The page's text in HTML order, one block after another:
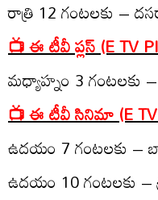
రాత్రి 12 గంట‌ల‌కు –
📺 ఈ టీవీ ప్ల‌స్‌ (E TV
మ‌ధ్యాహ్నం 3 గంట‌ల‌కు
📺 ఈ టీవీ సినిమా (E TV
ఉద‌యం 7 గంట‌ల‌కు –
ఉద‌యం 10 గంట‌ల‌కు –